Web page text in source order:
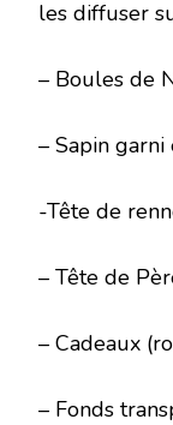
les diffuser
– Boules de
– Sapin
-Tête de
– Tête de
– Cadeaux
– Fonds